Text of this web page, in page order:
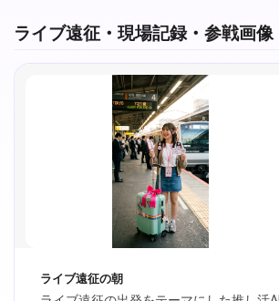
ライブ遠征・現場記録・参戦画像
ライブ遠征の朝